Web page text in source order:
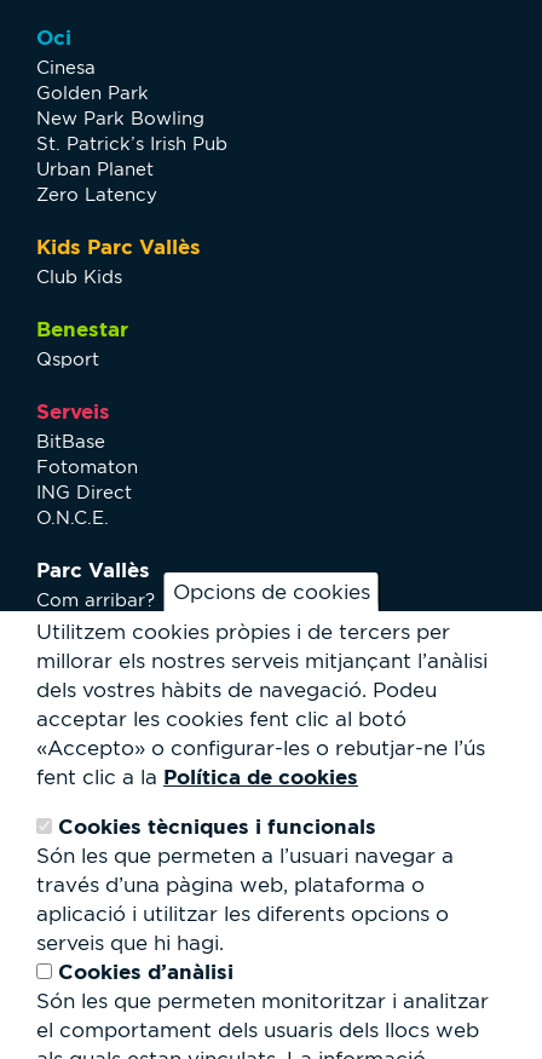
Opcions de cookies
Utilitzem cookies pròpies i de tercers per
millorar els nostres serveis mitjançant l’anàlisi
dels vostres hàbits de navegació. Podeu
acceptar les cookies fent clic al botó
«Accepto» o configurar-les o rebutjar-ne l’ús
fent clic a la Política de cookies
Cookies tècniques i funcionals
Són les que permeten a l’usuari navegar a
través d’una pàgina web, plataforma o
aplicació i utilitzar les diferents opcions o
serveis que hi hagi.
Cookies d’anàlisi
Són les que permeten monitoritzar i analitzar
el comportament dels usuaris dels llocs web
Oci
Cinesa
Golden Park
New Park Bowling
St. Patrick’s Irish Pub
Urban Planet
Zero Latency
Kids Parc Vallès
Club Kids
Benestar
Qsport
Serveis
BitBase
Fotomaton
ING Direct
O.N.C.E.
Parc Vallès
Com arribar?
Plànol
Activitats
Serveis a l'usuari
Club Staff
Qui som?
Contacte
Cessió d'espais
RSC
Formulari
de
cerca
Cerca